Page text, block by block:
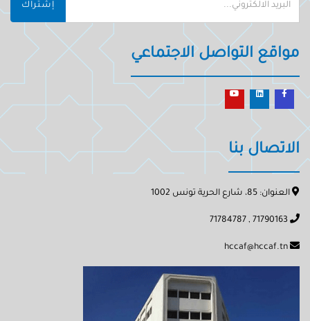
إشتراك
مواقع التواصل الاجتماعي
الاتصال بنا
العنوان: 85، شارع الحرية تونس 1002